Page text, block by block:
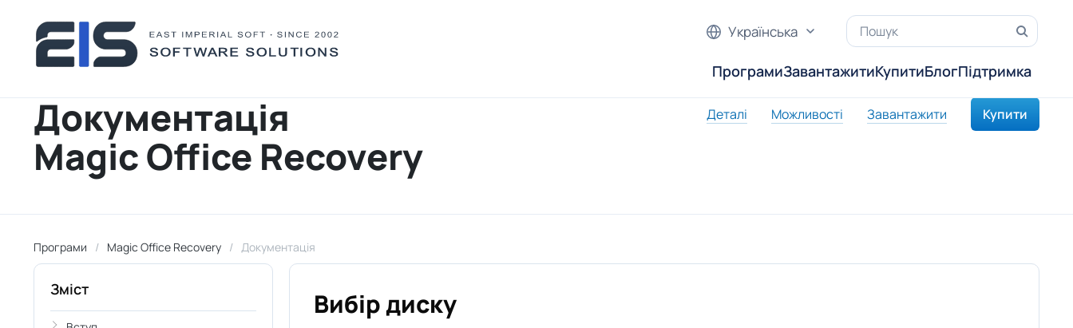
ПрограмиЗавантажитиКупитиБлогПідтримка
Українська
Документація
Magic Office Recovery
Деталі Можливості Завантажити Купити
Програми Magic Office Recovery Документація
Вибір диску
Зміст